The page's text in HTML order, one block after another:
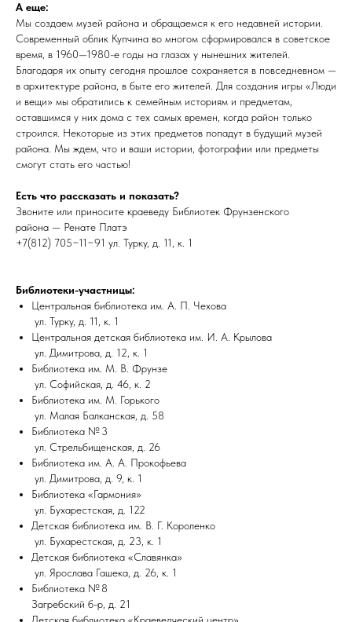
А еще:
Мы создаем музей района и обращаемся к его недавней истории.
Современный облик Купчина во многом сформировался в советское
время, в 1960—1980-е годы на глазах у нынешних жителей.
Благодаря их опыту сегодня прошлое сохраняется в повседневном —
в архитектуре района, в быте его жителей. Для создания игры «Люди
и вещи» мы обратились к семейным историям и предметам,
оставшимся у них дома с тех самых времен, когда район только
строился. Некоторые из этих предметов попадут в будущий музей
района. Мы ждем, что и ваши истории, фотографии или предметы
смогут стать его частью!
Есть что рассказать и показать?
Звоните или приносите краеведу Библиотек Фрунзенского
района — Ренате Платэ
+7(812) 705−11−91 ул. Турку, д. 11, к. 1
Библиотеки-участницы:
Центральная библиотека им. А. П. Чехова
ул. Турку, д. 11, к. 1
Центральная детская библиотека им. И. А. Крылова
ул. Димитрова, д. 12, к. 1
Библиотека им. М. В. Фрунзе
ул. Софийская, д. 46, к. 2
Библиотека им. М. Горького
ул. Малая Балканская, д. 58
Библиотека № 3
ул. Стрельбищенская, д. 26
Библиотека им. А. А. Прокофьева
ул. Димитрова, д. 9, к. 1
Библиотека «Гармония»
ул. Бухарестская, д. 122
Детская библиотека им. В. Г. Короленко
ул. Бухарестская, д. 23, к. 1
Детская библиотека «Славянка»
ул. Ярослава Гашека, д. 26, к. 1
Библиотека № 8
Загребский б-р, д. 21